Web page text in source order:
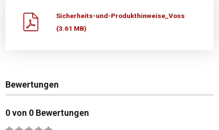
Sicherheits-und-Produkthinweise_Voss
(3.61 MB)
Bewertungen
0 von 0 Bewertungen